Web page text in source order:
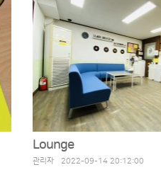
Lounge
관리자 2022-09-14 20:12:00